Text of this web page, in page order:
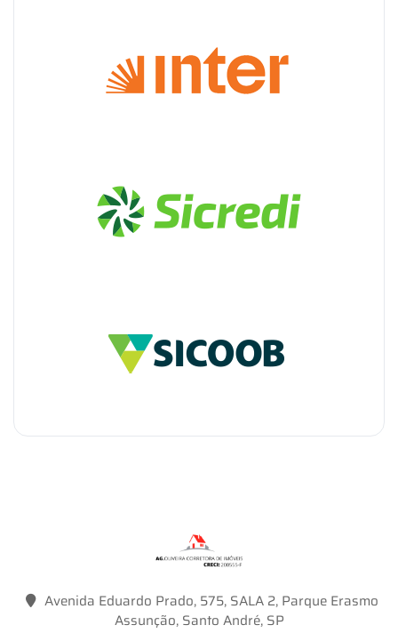
Avenida Eduardo Prado, 575, SALA 2, Parque Erasmo
Assunção, Santo André, SP